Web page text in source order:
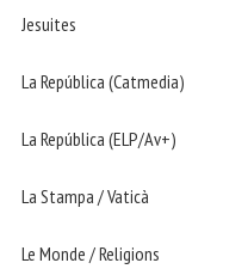
Jesuites
La República (Catmedia)
La República (ELP/Av+)
La Stampa / Vaticà
Le Monde / Religions